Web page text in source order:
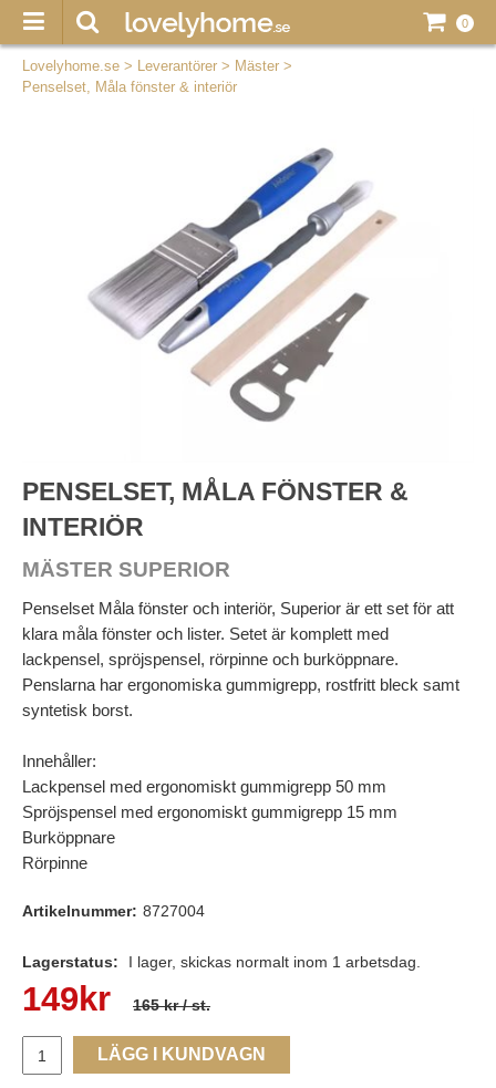
0
Lovelyhome.se > Leverantörer > Mäster >
Penselset, Måla fönster & interiör
PENSELSET, MÅLA FÖNSTER &
INTERIÖR
MÄSTER SUPERIOR
Penselset Måla fönster och interiör, Superior är ett set för att
klara måla fönster och lister. Setet är komplett med
lackpensel, spröjspensel, rörpinne och burköppnare.
Penslarna har ergonomiska gummigrepp, rostfritt bleck samt
syntetisk borst.
Innehåller:
Lackpensel med ergonomiskt gummigrepp 50 mm
Spröjspensel med ergonomiskt gummigrepp 15 mm
Burköppnare
Rörpinne
Artikelnummer: 8727004
Lagerstatus: I lager, skickas normalt inom 1 arbetsdag.
149 kr 165 kr/ st.
LÄGG I KUNDVAGN